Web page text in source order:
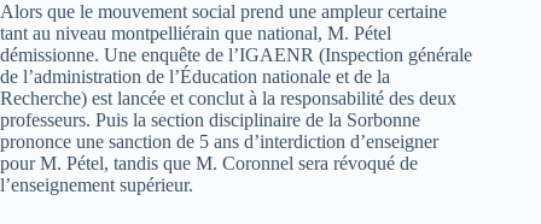
Alors que le mouvement social prend une ampleur certaine
tant au niveau montpelliérain que national, M. Pétel
démissionne. Une enquête de l’IGAENR (Inspection générale
de l’administration de l’Éducation nationale et de la
Recherche) est lancée et conclut à la responsabilité des deux
professeurs. Puis la section disciplinaire de la Sorbonne
prononce une sanction de 5 ans d’interdiction d’enseigner
pour M. Pétel, tandis que M. Coronnel sera révoqué de
l’enseignement supérieur.